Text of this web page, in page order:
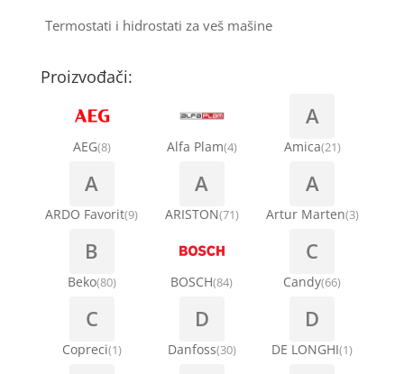
Termostati i hidrostati za veš mašine
Proizvođači:
AEG(8) Alfa Plam(4)
A
Amica(21)
A
ARDO Favorit(9)
A
ARISTON(71)
A
Artur Marten(3)
B
Beko(80) BOSCH(84)
C
Candy(66)
C
Copreci(1)
D
Danfoss(30)
D
DE LONGHI(1)